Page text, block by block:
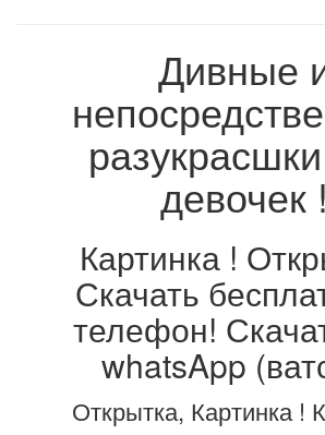
Дивные
девочек !
Картинка !
Скачать
телефон!
whatsApp
Открытка, Картинка !